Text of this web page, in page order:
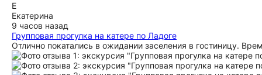
Е
Екатерина
9 часов назад
Групповая прогулка на катере по Ладоге
Отлично покатались в ожидании заселения в гостиницу.